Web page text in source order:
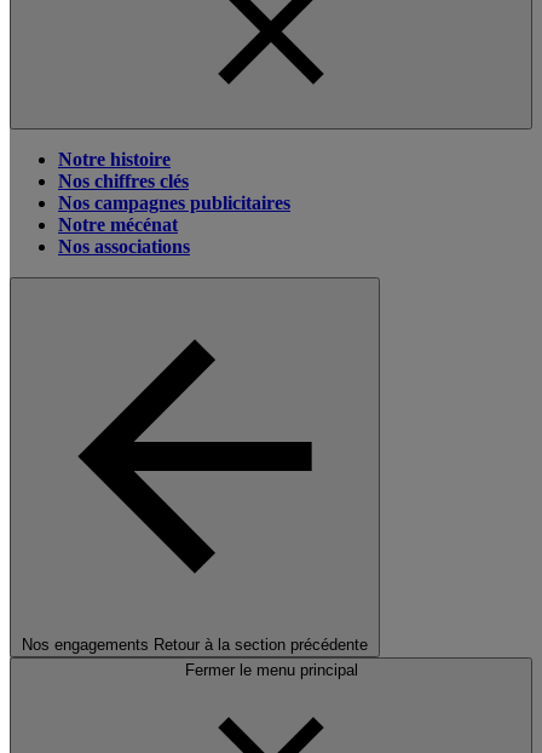
Notre histoire
Nos chiffres clés
Nos campagnes publicitaires
Notre mécénat
Nos associations
Nos engagements Retour à la section précédente
Fermer le menu principal